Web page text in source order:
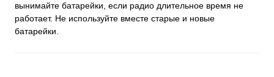
вынимайте батарейки, если радио длительное время не
работает. Не используйте вместе старые и новые
батарейки.